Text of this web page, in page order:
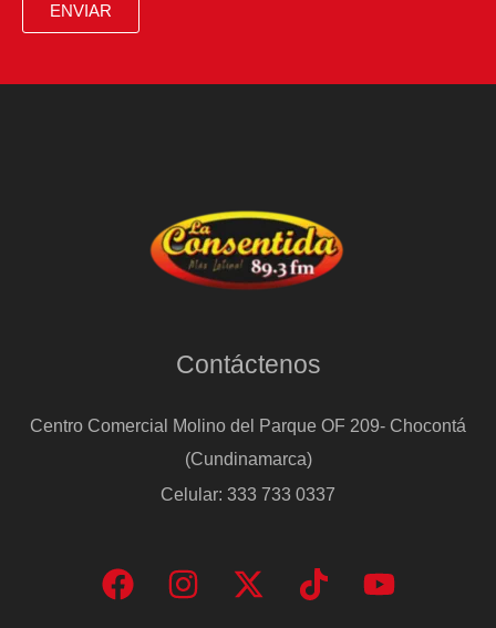
ENVIAR
Contáctenos
Centro Comercial Molino del Parque OF 209- Chocontá
(Cundinamarca)
Celular: 333 733 0337